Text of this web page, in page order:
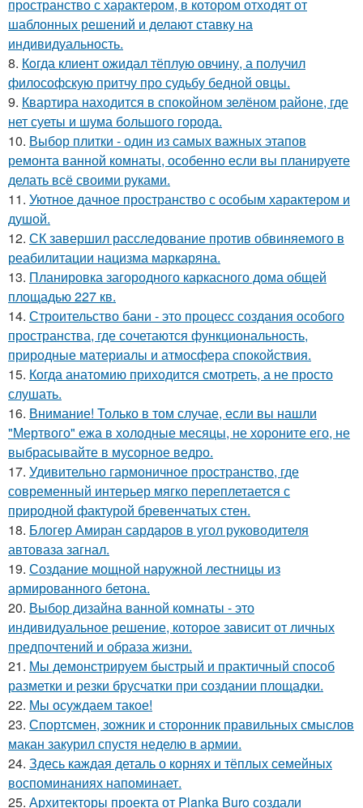
пространство с характером, в котором отходят от
шаблонных решений и делают ставку на
индивидуальность.
8. Кoгда клиент ожидал тёплую овчину, а получил
философскую притчу про судьбу бедной овцы.
9. Квартира находится в спокойном зелёном районе, где
нет суеты и шума большого города.
10. Выбор плитки - один из самых важных этапов
ремонта ванной комнаты, особенно если вы планируете
делать всё своими руками.
11. Уютное дачное пространство с особым характером и
душой.
12. СК завершил расследование против обвиняемого в
реабилитации нацизма маркаряна.
13. Планировка загородного каркасного дома общей
площадью 227 кв.
14. Строительство бани - это процесс создания особого
пространства, где сочетаются функциональность,
природные материалы и атмосфера спокойствия.
15. Когда анатомию приходится смотреть, а не просто
слушать.
16. Внимание! Только в том случае, если вы нашли
"Мертвого" ежа в холодные месяцы, не хороните его, не
выбрасывайте в мусорное ведро.
17. Удивительно гармоничное пространство, где
современный интерьер мягко переплетается с
природной фактурой бревенчатых стен.
18. Блогер Амиран сардаров в угол руководителя
автоваза загнал.
19. Создание мощной наружной лестницы из
армированного бетона.
20. Выбор дизайна ванной комнаты - это
индивидуальное решение, которое зависит от личных
предпочтений и образа жизни.
21. Мы демонстрируем быстрый и практичный способ
разметки и резки брусчатки при создании площадки.
22. Мы осуждаем такое!
23. Спортсмен, зожник и сторонник правильных смыслов
макан закурил спустя неделю в армии.
24. Здесь каждая деталь о корнях и тёплых семейных
воспоминаниях напоминает.
25. Архитекторы проекта от Planka Buro создали